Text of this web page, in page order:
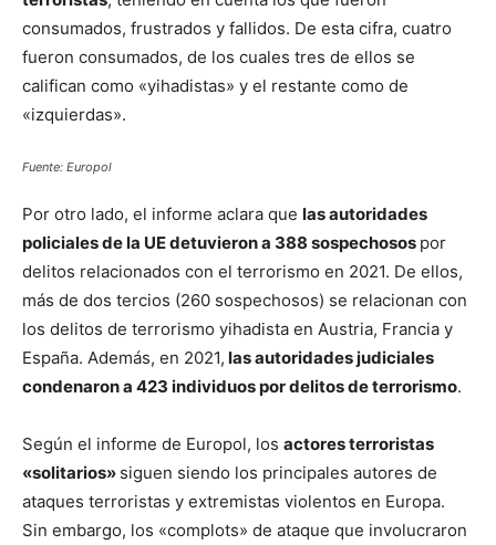
consumados, frustrados y fallidos. De esta cifra, cuatro
fueron consumados, de los cuales tres de ellos se
califican como «yihadistas» y el restante como de
«izquierdas».
Fuente: Europol
Por otro lado, el informe aclara que las autoridades
policiales de la UE detuvieron a 388 sospechosos por
delitos relacionados con el terrorismo en 2021. De ellos,
más de dos tercios (260 sospechosos) se relacionan con
los delitos de terrorismo yihadista en Austria, Francia y
España. Además, en 2021, las autoridades judiciales
condenaron a 423 individuos por delitos de terrorismo.
Según el informe de Europol, los actores terroristas
«solitarios» siguen siendo los principales autores de
ataques terroristas y extremistas violentos en Europa.
Sin embargo, los «complots» de ataque que involucraron